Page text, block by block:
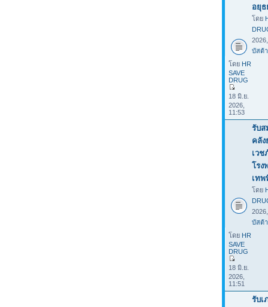
อยุ
โดย
บัสต้า
โดย HR
SAVE
DRUG
18 มิ.ย.
2026,
11:53
รับส
คลัง
เว
โรง
เท
โดย
บัสต้า
โดย HR
SAVE
DRUG
18 มิ.ย.
2026,
11:51
รับเ